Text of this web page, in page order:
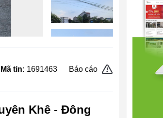
Mã tin: 1691463 Báo cáo
Khê - Đông